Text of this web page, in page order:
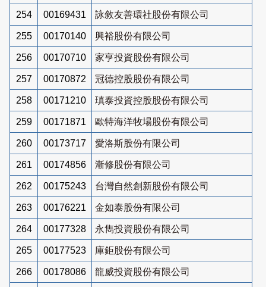
254 00169431 詠敘友善環社股份有限公司
255 00170140 興裕股份有限公司
256 00170710 家亨投資股份有限公司
257 00170872 冠德控股股份有限公司
258 00171210 瑱泰投資控股股份有限公司
259 00171871 歐特海洋牧場股份有限公司
260 00173717 愛洛斯股份有限公司
261 00174856 漸修股份有限公司
262 00175243 台灣自然創新股份有限公司
263 00176221 金如泰股份有限公司
264 00177328 永雋投資股份有限公司
265 00177523 庫鉅股份有限公司
266 00178086 龍威投資股份有限公司